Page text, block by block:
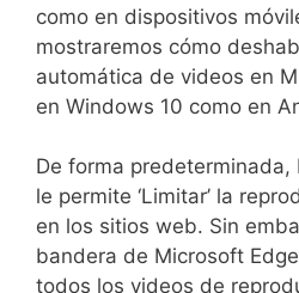
como en dispositivos
mostraremos cómo
automática de videos en
en Windows 10 como en
De forma predeterminada,
le permite ‘Limitar’ la
en los sitios web. Sin
bandera de Microsoft Edge
todos los videos de